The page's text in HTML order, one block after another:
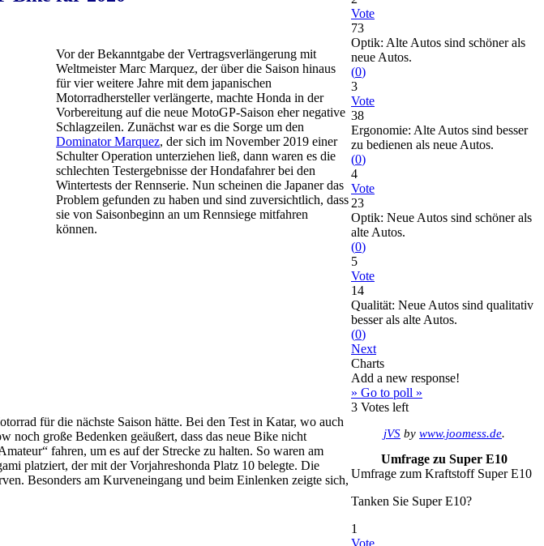
Vor der Bekanntgabe der Vertragsverlängerung mit
Weltmeister Marc Marquez, der über die Saison hinaus
für vier weitere Jahre mit dem japanischen
Motorradhersteller verlängerte, machte Honda in der
Vorbereitung auf die neue MotoGP-Saison eher negative
Schlagzeilen. Zunächst war es die Sorge um den
Dominator Marquez, der sich im November 2019 einer
Schulter Operation unterziehen ließ, dann waren es die
schlechten Testergebnisse der Hondafahrer bei den
Wintertests der Rennserie. Nun scheinen die Japaner das
Problem gefunden zu haben und sind zuversichtlich, dass
sie von Saisonbeginn an um Rennsiege mitfahren
können.
für die nächste Saison hätte. Bei den Test in Katar, wo auch
noch große Bedenken geäußert, dass das neue Bike nicht
fahren, um es auf der Strecke zu halten. So waren am
platziert, der mit der Vorjahreshonda Platz 10 belegte. Die
Besonders am Kurveneingang und beim Einlenken zeigte sich,
Vote
73
Optik: Alte Autos sind schöner als
neue Autos.
(0)
3
Vote
38
Ergonomie: Alte Autos sind besser
zu bedienen als neue Autos.
(0)
4
Vote
23
Optik: Neue Autos sind schöner als
alte Autos.
(0)
5
Vote
14
Qualität: Neue Autos sind qualitativ
besser als alte Autos.
(0)
Next
Charts
Add a new response!
» Go to poll »
3 Votes left
jVS by www.joomess.de.
Umfrage zu Super E10
Umfrage zum Kraftstoff Super E10
Tanken Sie Super E10?
1
Vote